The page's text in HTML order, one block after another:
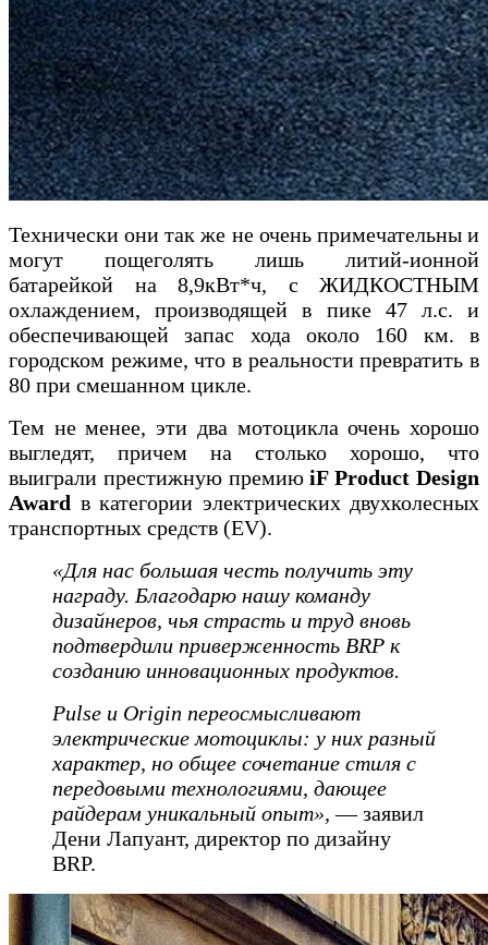
Технически они так же не очень примечательны и
могут пощеголять лишь литий-ионной
батарейкой на 8,9кВт*ч, с ЖИДКОСТНЫМ
охлаждением, производящей в пике 47 л.с. и
обеспечивающей запас хода около 160 км. в
городском режиме, что в реальности превратить в
80 при смешанном цикле.
Тем не менее, эти два мотоцикла очень хорошо
выгледят, причем на столько хорошо, что
выиграли престижную премиюiF Product Design
Award в категории электрических двухколесных
транспортных средств (EV).
«Для нас большая честь получить эту
награду. Благодарю нашу команду
дизайнеров, чья страсть и труд вновь
подтвердили приверженность BRP к
созданию инновационных продуктов.
Pulse и Origin переосмысливают
электрические мотоциклы: у них разный
характер, но общее сочетание стиля с
передовыми технологиями, дающее
райдерам уникальный опыт», — заявил
Дени Лапуант, директор по дизайну
BRP.